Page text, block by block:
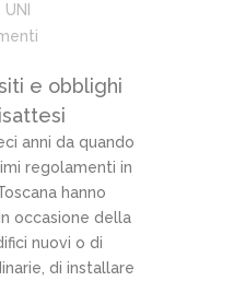
UNI
e obblighi
anni da quando
regolamenti in
hanno
occasione della
nuovi o di
di installare